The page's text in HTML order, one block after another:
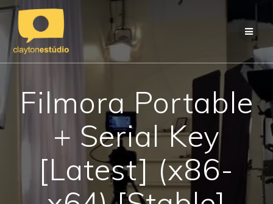
content
Filmora Portable
+ Serial Key
[Latest] (x86-